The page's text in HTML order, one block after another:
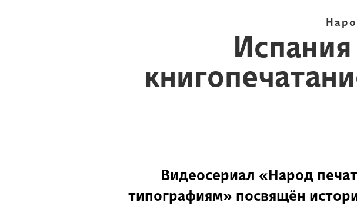
Видеосериал «Народ
типографиям» посвящён
דף משוכפל